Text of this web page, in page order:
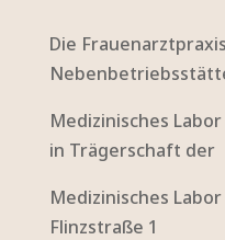
Die
Medizinisches
in Trägerschaft der
Medizinisches
Flinzstraße 1